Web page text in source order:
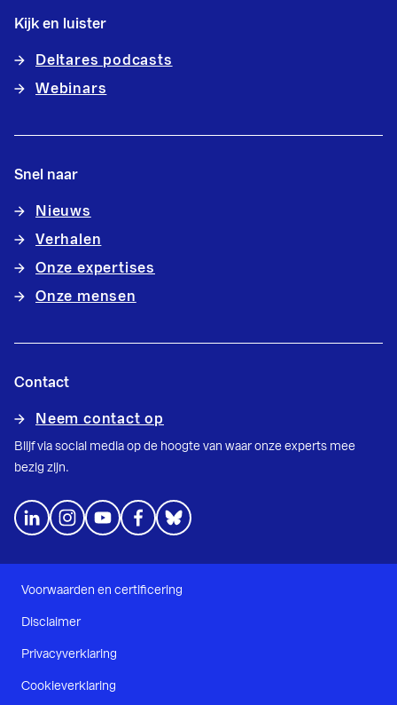
Kijk en luister
Deltares podcasts
Webinars
Snel naar
Nieuws
Verhalen
Onze expertises
Onze mensen
Contact
Neem contact op
Blijf via social media op de hoogte van waar onze experts mee
bezig zijn.
Voorwaarden en certificering
Disclaimer
Privacyverklaring
Cookieverklaring